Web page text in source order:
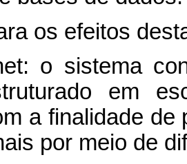
os efeitos
o sistema
em
a finalidade
por meio de